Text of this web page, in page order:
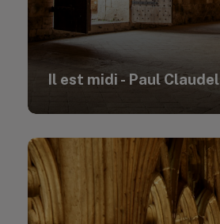
Il est midi - Paul Claudel